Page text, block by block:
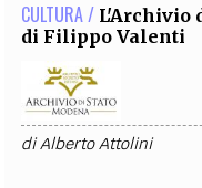
CULTURA / L'Archivio
di Filippo Valenti
diAlberto Attolini